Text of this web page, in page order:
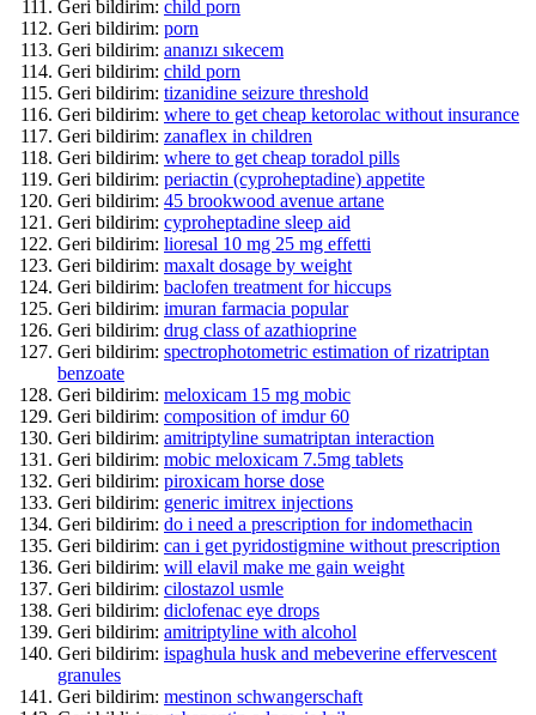
Geri bildirim: child porn
Geri bildirim: porn
Geri bildirim: ananızı sıkecem
Geri bildirim: child porn
Geri bildirim: tizanidine seizure threshold
Geri bildirim: where to get cheap ketorolac without insurance
Geri bildirim: zanaflex in children
Geri bildirim: where to get cheap toradol pills
Geri bildirim: periactin (cyproheptadine) appetite
Geri bildirim: 45 brookwood avenue artane
Geri bildirim: cyproheptadine sleep aid
Geri bildirim: lioresal 10 mg 25 mg effetti
Geri bildirim: maxalt dosage by weight
Geri bildirim: baclofen treatment for hiccups
Geri bildirim: imuran farmacia popular
Geri bildirim: drug class of azathioprine
Geri bildirim: spectrophotometric estimation of rizatriptan
benzoate
Geri bildirim: meloxicam 15 mg mobic
Geri bildirim: composition of imdur 60
Geri bildirim: amitriptyline sumatriptan interaction
Geri bildirim: mobic meloxicam 7.5mg tablets
Geri bildirim: piroxicam horse dose
Geri bildirim: generic imitrex injections
Geri bildirim: do i need a prescription for indomethacin
Geri bildirim: can i get pyridostigmine without prescription
Geri bildirim: will elavil make me gain weight
Geri bildirim: cilostazol usmle
Geri bildirim: diclofenac eye drops
Geri bildirim: amitriptyline with alcohol
Geri bildirim: ispaghula husk and mebeverine effervescent
granules
Geri bildirim: mestinon schwangerschaft